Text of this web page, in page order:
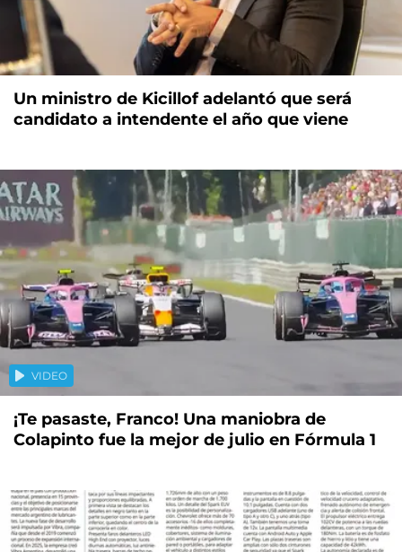
Un ministro de Kicillof adelantó que será
candidato a intendente el año que viene
VIDEO
¡Te pasaste, Franco! Una maniobra de
Colapinto fue la mejor de julio en Fórmula 1